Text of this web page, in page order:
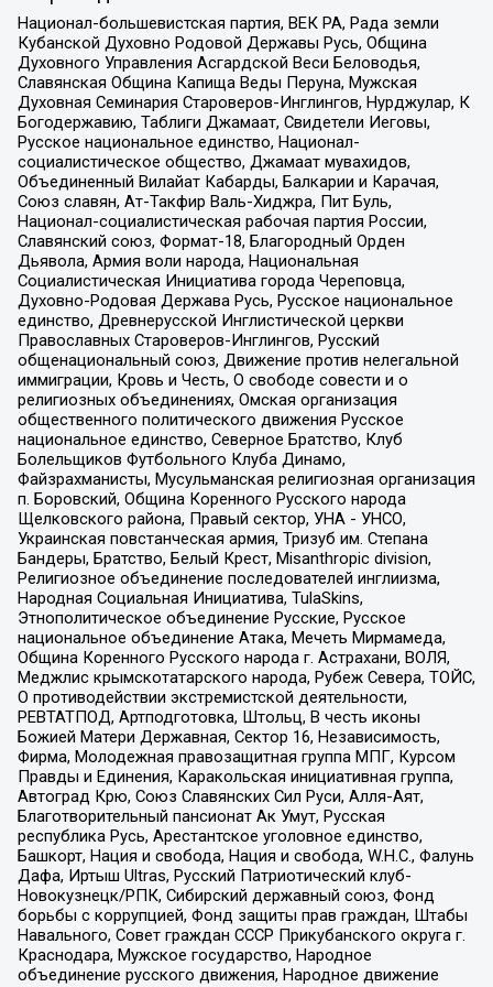
Национал-большевистская партия, ВЕК РА, Рада земли
Кубанской Духовно Родовой Державы Русь, Община
Духовного Управления Асгардской Веси Беловодья,
Славянская Община Капища Веды Перуна, Мужская
Духовная Семинария Староверов-Инглингов, Нурджулар, К
Богодержавию, Таблиги Джамаат, Свидетели Иеговы,
Русское национальное единство, Национал-
социалистическое общество, Джамаат мувахидов,
Объединенный Вилайат Кабарды, Балкарии и Карачая,
Союз славян, Ат-Такфир Валь-Хиджра, Пит Буль,
Национал-социалистическая рабочая партия России,
Славянский союз, Формат-18, Благородный Орден
Дьявола, Армия воли народа, Национальная
Социалистическая Инициатива города Череповца,
Духовно-Родовая Держава Русь, Русское национальное
единство, Древнерусской Инглистической церкви
Православных Староверов-Инглингов, Русский
общенациональный союз, Движение против нелегальной
иммиграции, Кровь и Честь, О свободе совести и о
религиозных объединениях, Омская организация
общественного политического движения Русское
национальное единство, Северное Братство, Клуб
Болельщиков Футбольного Клуба Динамо,
Файзрахманисты, Мусульманская религиозная организация
п. Боровский, Община Коренного Русского народа
Щелковского района, Правый сектор, УНА - УНСО,
Украинская повстанческая армия, Тризуб им. Степана
Бандеры, Братство, Белый Крест, Misanthropic division,
Религиозное объединение последователей инглиизма,
Народная Социальная Инициатива, TulaSkins,
Этнополитическое объединение Русские, Русское
национальное объединение Атака, Мечеть Мирмамеда,
Община Коренного Русского народа г. Астрахани, ВОЛЯ,
Меджлис крымскотатарского народа, Рубеж Севера, ТОЙС,
О противодействии экстремистской деятельности,
РЕВТАТПОД, Артподготовка, Штольц, В честь иконы
Божией Матери Державная, Сектор 16, Независимость,
Фирма, Молодежная правозащитная группа МПГ, Курсом
Правды и Единения, Каракольская инициативная группа,
Автоград Крю, Союз Славянских Сил Руси, Алля-Аят,
Благотворительный пансионат Ак Умут, Русская
республика Русь, Арестантское уголовное единство,
Башкорт, Нация и свобода, Нация и свобода, W.H.С., Фалунь
Дафа, Иртыш Ultras, Русский Патриотический клуб-
Новокузнецк/РПК, Сибирский державный союз, Фонд
борьбы с коррупцией, Фонд защиты прав граждан, Штабы
Навального, Совет граждан СССР Прикубанского округа г.
Краснодара, Мужское государство, Народное
объединение русского движения, Народное движение